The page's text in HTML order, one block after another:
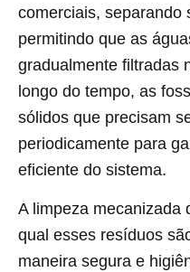
comerciais, separando
permitindo que as
gradualmente filtradas
longo do tempo, as
sólidos que precisam
periodicamente para
eficiente do sistema.
A limpeza mecanizada
qual esses resíduos
maneira segura e